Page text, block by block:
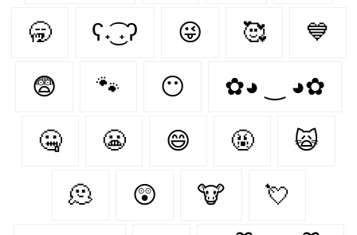
🥱 ʕ˖͜͡ ˖ʔ 😜 🥰 💙
😨 🐾 😶‍ ✿◕ ‿ ◕✿
🤐 😬 😄 🤬 🙀
🫠 😲 🐮 💘